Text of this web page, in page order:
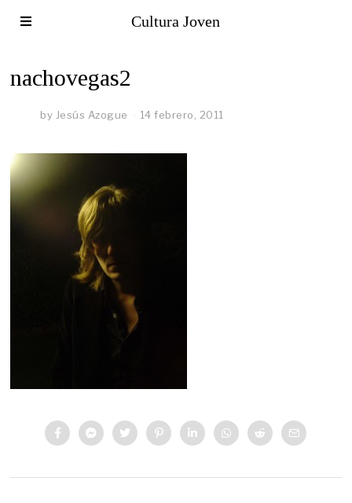
Cultura Joven
nachovegas2
by Jesús Azogue 14 febrero, 2011